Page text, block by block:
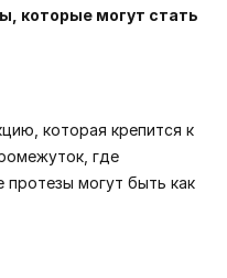
которые могут стать
которая крепится к
где
могут быть как